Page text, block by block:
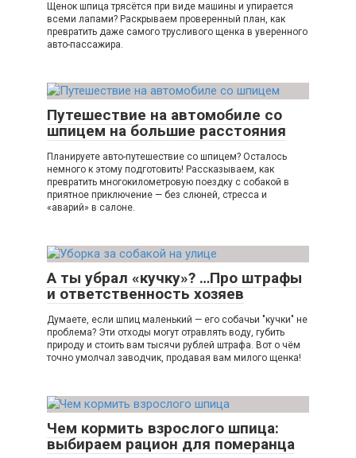
Щенок шпица трясётся при виде машины и упирается
всеми лапами? Раскрываем проверенный план, как
превратить даже самого трусливого щенка в уверенного
авто-пассажира.
Путешествие на автомобиле со
шпицем на большие расстояния
Планируете авто-путешествие со шпицем? Осталось
немного к этому подготовить! Рассказываем, как
превратить многокилометровую поездку с собакой в
приятное приключение — без слюней, стресса и
«аварий» в салоне.
А ты убрал «кучку»? …Про штрафы
и ответственность хозяев
Думаете, если шпиц маленький — его собачьи "кучки" не
проблема? Эти отходы могут отравлять воду, губить
природу и стоить вам тысячи рублей штрафа. Вот о чём
точно умолчал заводчик, продавая вам милого щенка!
Чем кормить взрослого шпица:
выбираем рацион для померанца